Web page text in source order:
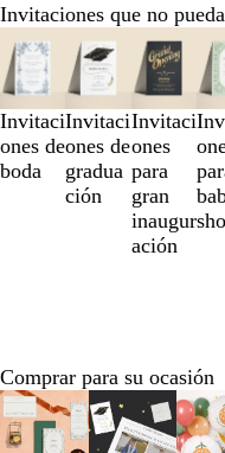
Invitaciones que no
Invitaci
ones de
boda
Invitaci
ones de
gradua
ción
Invitaci
ones
para
gran
inaugur
ación
Diapositivas
de
la
1
la
Comprar para su ocasión
Diapositivas
de